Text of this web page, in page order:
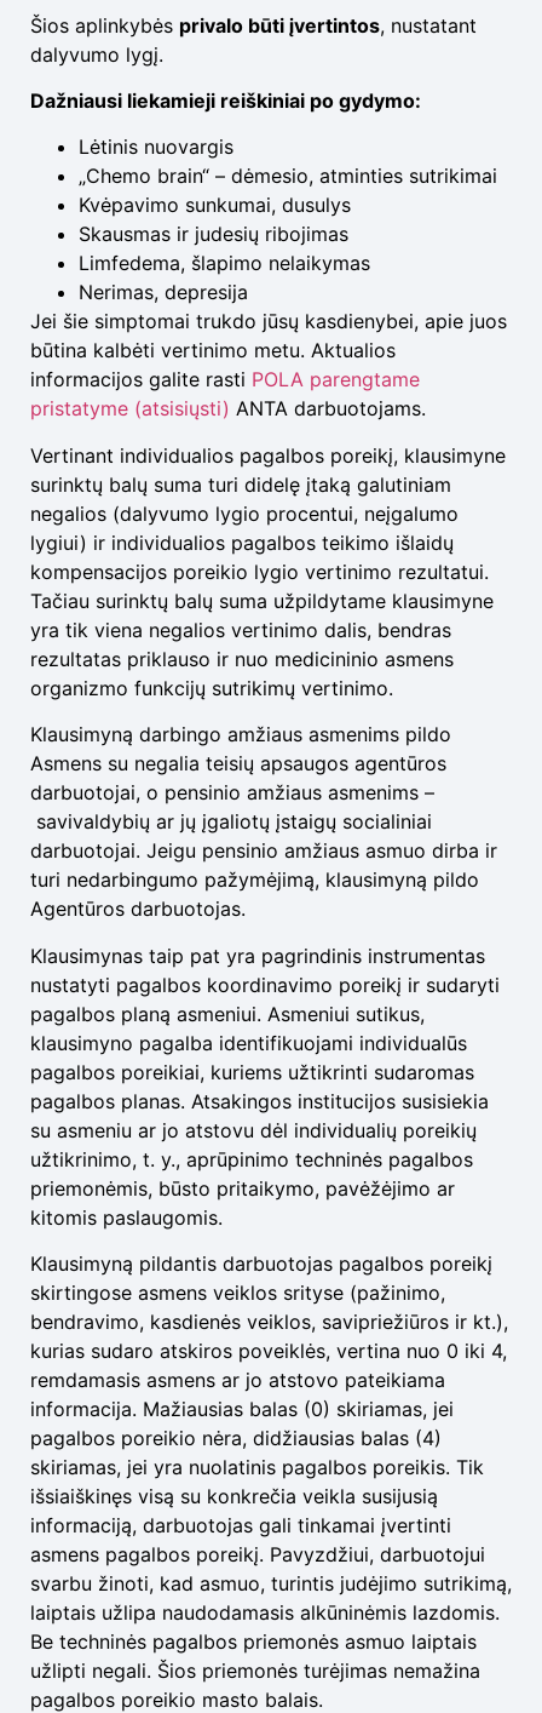
Šios aplinkybės privalo būti įvertintos, nustatant
dalyvumo lygį.
Dažniausi liekamieji reiškiniai po gydymo:
Lėtinis nuovargis
„Chemo brain“ – dėmesio, atminties sutrikimai
Kvėpavimo sunkumai, dusulys
Skausmas ir judesių ribojimas
Limfedema, šlapimo nelaikymas
Nerimas, depresija
Jei šie simptomai trukdo jūsų kasdienybei, apie juos
būtina kalbėti vertinimo metu. Aktualios
informacijos galite rasti POLA parengtame
pristatyme (atsisiųsti) ANTA darbuotojams.
Vertinant individualios pagalbos poreikį, klausimyne
surinktų balų suma turi didelę įtaką galutiniam
negalios (dalyvumo lygio procentui, neįgalumo
lygiui) ir individualios pagalbos teikimo išlaidų
kompensacijos poreikio lygio vertinimo rezultatui.
Tačiau surinktų balų suma užpildytame klausimyne
yra tik viena negalios vertinimo dalis, bendras
rezultatas priklauso ir nuo medicininio asmens
organizmo funkcijų sutrikimų vertinimo.
Klausimyną darbingo amžiaus asmenims pildo
Asmens su negalia teisių apsaugos agentūros
darbuotojai, o pensinio amžiaus asmenims –
savivaldybių ar jų įgaliotų įstaigų socialiniai
darbuotojai. Jeigu pensinio amžiaus asmuo dirba ir
turi nedarbingumo pažymėjimą, klausimyną pildo
Agentūros darbuotojas.
Klausimynas taip pat yra pagrindinis instrumentas
nustatyti pagalbos koordinavimo poreikį ir sudaryti
pagalbos planą asmeniui. Asmeniui sutikus,
klausimyno pagalba identifikuojami individualūs
pagalbos poreikiai, kuriems užtikrinti sudaromas
pagalbos planas. Atsakingos institucijos susisiekia
su asmeniu ar jo atstovu dėl individualių poreikių
užtikrinimo, t. y., aprūpinimo techninės pagalbos
priemonėmis, būsto pritaikymo, pavėžėjimo ar
kitomis paslaugomis.
Klausimyną pildantis darbuotojas pagalbos poreikį
skirtingose asmens veiklos srityse (pažinimo,
bendravimo, kasdienės veiklos, savipriežiūros ir kt.),
kurias sudaro atskiros poveiklės, vertina nuo 0 iki 4,
remdamasis asmens ar jo atstovo pateikiama
informacija. Mažiausias balas (0) skiriamas, jei
pagalbos poreikio nėra, didžiausias balas (4)
skiriamas, jei yra nuolatinis pagalbos poreikis. Tik
išsiaiškinęs visą su konkrečia veikla susijusią
informaciją, darbuotojas gali tinkamai įvertinti
asmens pagalbos poreikį. Pavyzdžiui, darbuotojui
svarbu žinoti, kad asmuo, turintis judėjimo sutrikimą,
laiptais užlipa naudodamasis alkūninėmis lazdomis.
Be techninės pagalbos priemonės asmuo laiptais
užlipti negali. Šios priemonės turėjimas nemažina
pagalbos poreikio masto balais.